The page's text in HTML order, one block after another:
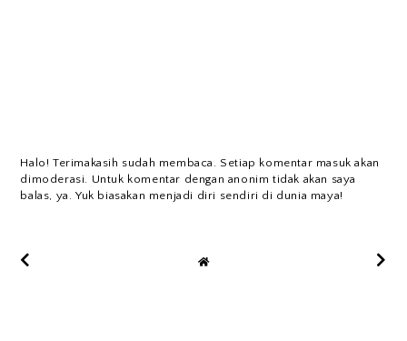
Halo! Terimakasih sudah membaca. Setiap komentar masuk akan
dimoderasi. Untuk komentar dengan anonim tidak akan saya
balas, ya. Yuk biasakan menjadi diri sendiri di dunia maya!